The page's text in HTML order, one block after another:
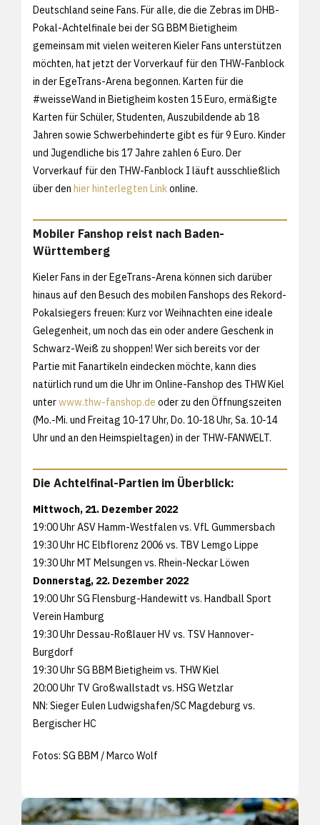
Deutschland seine Fans. Für alle, die die Zebras im DHB-
Pokal-Achtelfinale bei der SG BBM Bietigheim
gemeinsam mit vielen weiteren Kieler Fans unterstützen
möchten, hat jetzt der Vorverkauf für den THW-Fanblock
in der EgeTrans-Arena begonnen. Karten für die
#weisseWand in Bietigheim kosten 15 Euro, ermäßigte
Karten für Schüler, Studenten, Auszubildende ab 18
Jahren sowie Schwerbehinderte gibt es für 9 Euro. Kinder
und Jugendliche bis 17 Jahre zahlen 6 Euro. Der
Vorverkauf für den THW-Fanblock I läuft ausschließlich
über den hier hinterlegten Linkonline.
Mobiler Fanshop reist nach Baden-
Württemberg
Kieler Fans in der EgeTrans-Arena können sich darüber
hinaus auf den Besuch des mobilen Fanshops des Rekord-
Pokalsiegers freuen: Kurz vor Weihnachten eine ideale
Gelegenheit, um noch das ein oder andere Geschenk in
Schwarz-Weiß zu shoppen! Wer sich bereits vor der
Partie mit Fanartikeln eindecken möchte, kann dies
natürlich rund um die Uhr im Online-Fanshop des THW Kiel
unterwww.thw-fanshop.de oder zu den Öffnungszeiten
(Mo.-Mi. und Freitag 10-17 Uhr, Do. 10-18 Uhr, Sa. 10-14
Uhr und an den Heimspieltagen) in der THW-FANWELT.
Die Achtelfinal-Partien im Überblick:
Mittwoch, 21. Dezember 2022
19:00 Uhr ASV Hamm-Westfalen vs. VfL Gummersbach
19:30 Uhr HC Elbflorenz 2006 vs. TBV Lemgo Lippe
19:30 Uhr MT Melsungen vs. Rhein-Neckar Löwen
Donnerstag, 22. Dezember 2022
19:00 Uhr SG Flensburg-Handewitt vs. Handball Sport
Verein Hamburg
19:30 Uhr Dessau-Roßlauer HV vs. TSV Hannover-
Burgdorf
19:30 Uhr SG BBM Bietigheim vs. THW Kiel
20:00 Uhr TV Großwallstadt vs. HSG Wetzlar
NN: Sieger Eulen Ludwigshafen/SC Magdeburg vs.
Bergischer HC
Fotos: SG BBM / Marco Wolf